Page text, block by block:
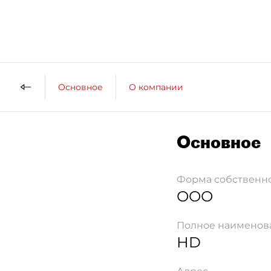
Основное О компании
Основное
Форма
ООО
Полное
НD